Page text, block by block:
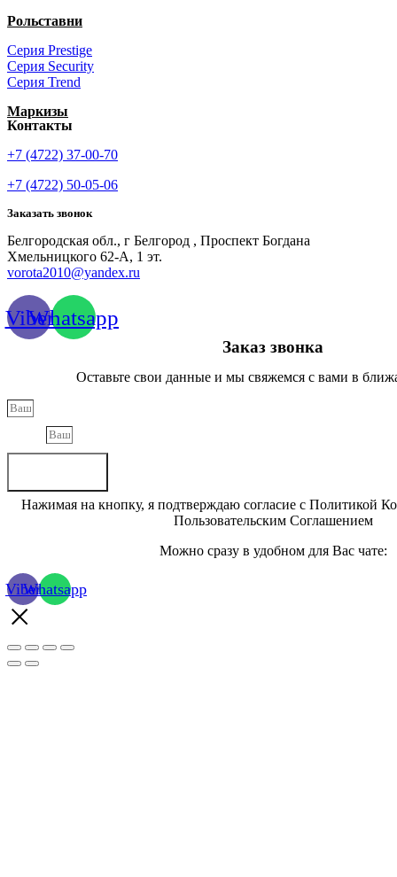
Рольставни
Серия Prestige
Серия Security
Серия Trend
Маркизы
Контакты
+7 (4722) 37-00-70
+7 (4722) 50-05-06
Заказать звонок
Белгородская обл., г Белгород , Проспект Богдана
Хмельницкого 62-А, 1 эт.
vorota2010@yandex.ru
ViberWhatsapp
Заказ звонка
Оставьте свои данные и мы свяжемся с вами в
Нажимая на кнопку, я подтверждаю согласие с Политикой
Пользовательским Соглашением
Можно сразу в удобном для Вас чате:
ViberWhatsapp